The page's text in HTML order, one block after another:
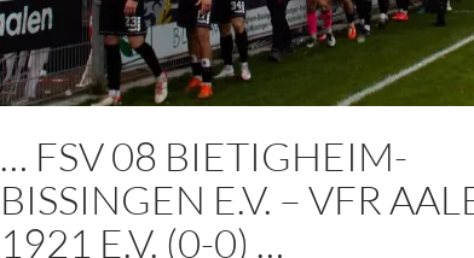
… FSV 08 BIETIGHEIM-
BISSINGEN E.V. – VFR
1921 E.V. (0-0) …